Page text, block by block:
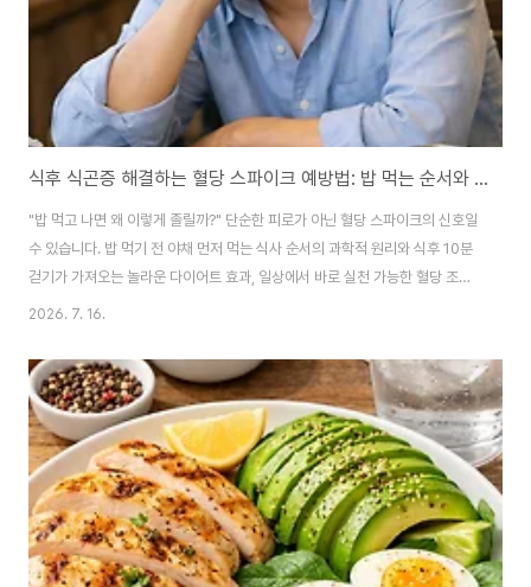
식후 식곤증 해결하는 혈당 스파이크 예방법: 밥 먹는 순서와 식후 10분 걷기의 다이어트 효과 총정리
"밥 먹고 나면 왜 이렇게 졸릴까?" 단순한 피로가 아닌 혈당 스파이크의 신호일
수 있습니다. 밥 먹기 전 야채 먼저 먹는 식사 순서의 과학적 원리와 식후 10분
걷기가 가져오는 놀라운 다이어트 효과, 일상에서 바로 실천 가능한 혈당 조절
꿀팁을 상세한 가이드로 확인해 보세요. 점심 식사를 마치고 사무실 자리에 앉
을 참기 어렵고, 머리가 멍해지며 집중력이 급격히 떨어지는 경험을 해보셨을
것입니다. 많은 이들이 이를 단순한 '식곤증'이나 피로 탓으로 돌리지만, 사실
이는 우리 몸 안에서 소리 없이 일어나는 '혈당 스파이크(Blood Sugar
Spike)'의 대표적인 경고 신호입니다. 오늘날 현대인들은 정제 탄수화물과 가
공식품, 당류..
2026. 7. 16.